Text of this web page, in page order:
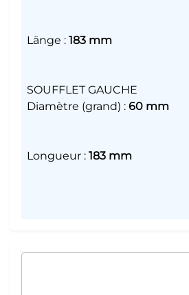
Länge : 183 mm
SOUFFLET GAUCHE
Diamètre (grand) : 60 mm
Longueur : 183 mm